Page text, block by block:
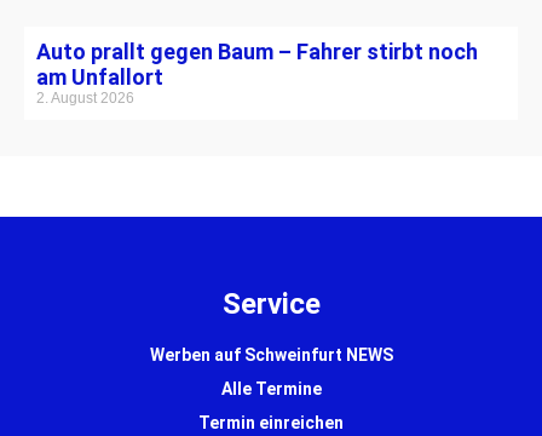
Auto prallt gegen Baum – Fahrer stirbt noch
am Unfallort
2. August 2026
Service
Werben auf Schweinfurt NEWS
Alle Termine
Termin einreichen